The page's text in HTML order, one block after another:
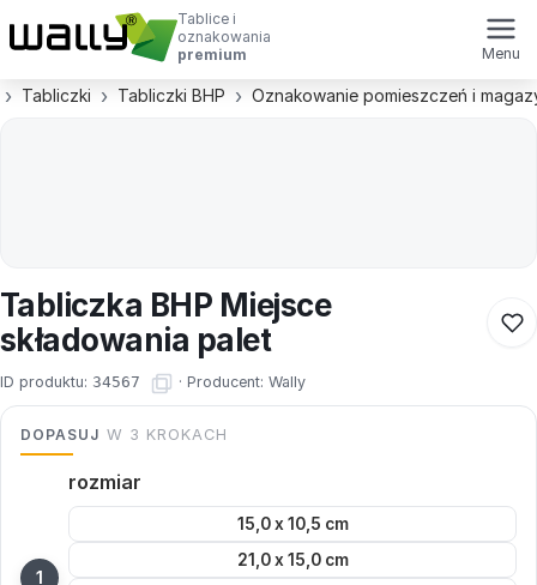
Tablice i
oznakowania
premium
Menu
Tabliczki Tabliczki BHP Oznakowanie pomieszczeń i
Tabliczka BHP Miejsce
składowania palet
ID produktu: 34567 · Producent: Wally
DOPASUJ W 3 KROKACH
rozmiar
15,0 x 10,5 cm
21,0 x 15,0 cm